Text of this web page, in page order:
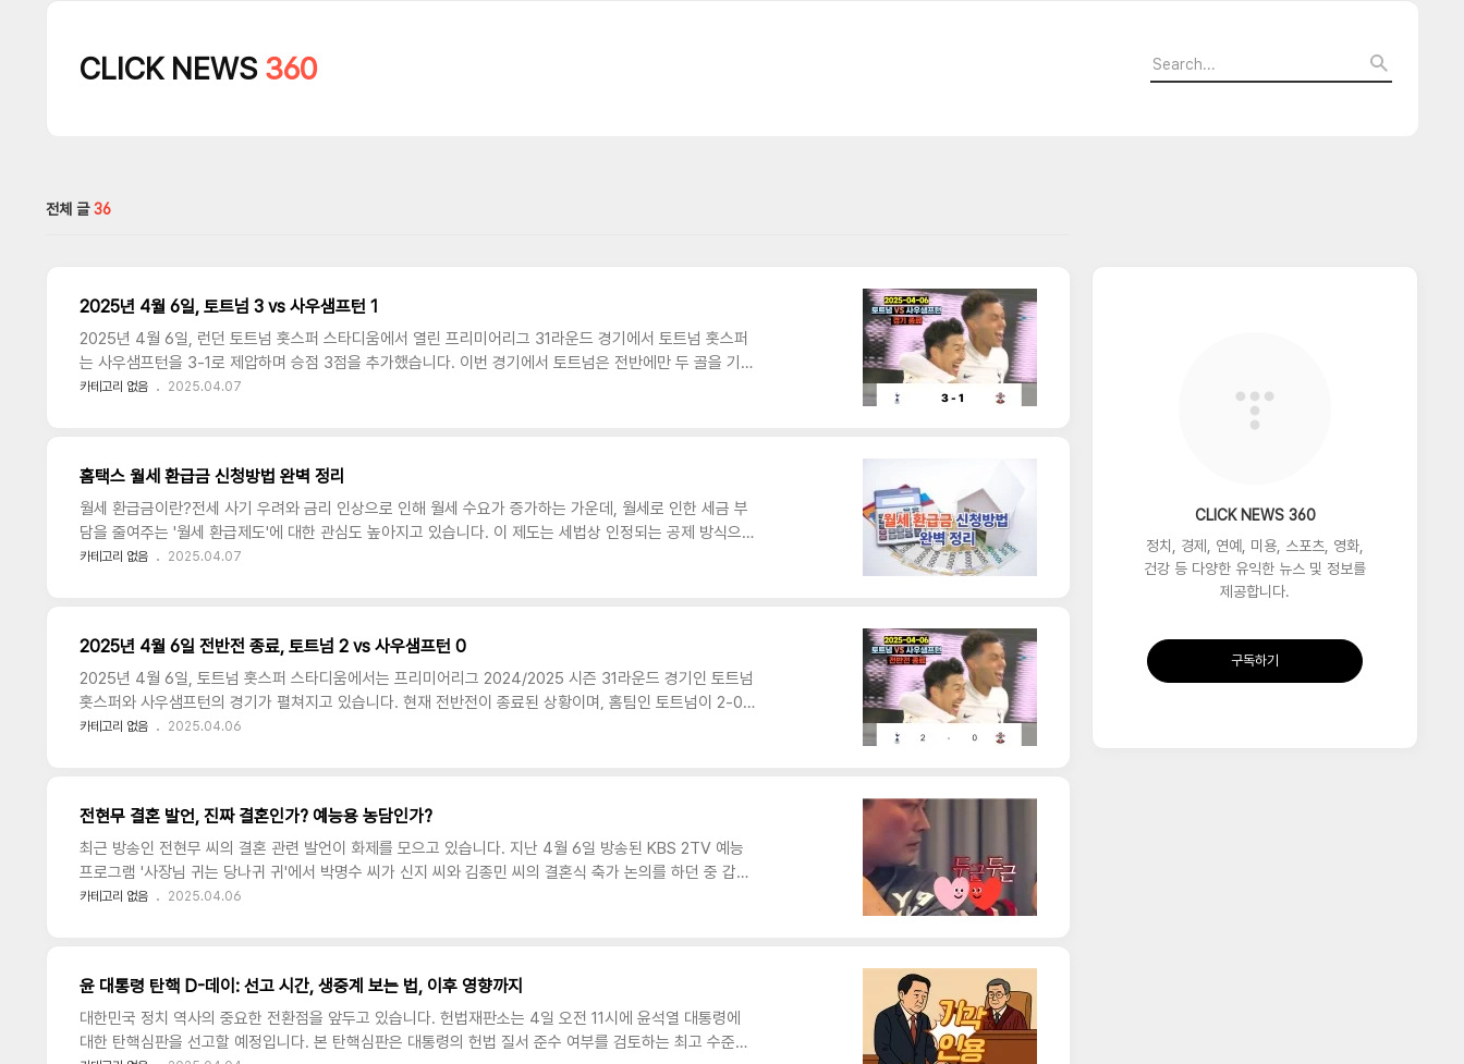
CLICK NEWS 360
전체 글 36
2025년 4월 6일, 토트넘 3 vs 사우샘프턴 1
2025년 4월 6일, 런던 토트넘 홋스퍼 스타디움에서 열린 프리미어리그 31라운드 경기에서 토트넘 홋스퍼
는 사우샘프턴을 3-1로 제압하며 승점 3점을 추가했습니다. 이번 경기에서 토트넘은 전반에만 두 골을 기록
하며 승기를 잡았고, 경기 막판 페널티킥 골로 승부에 마침표를 찍었습니다. 반면, 사우샘프턴은 패배로 인
점유율과 날카로운 공격 전개로 사우샘프턴을 밀어붙였습니다...
카테고리 없음 2025.04.07
홈택스 월세 환급금 신청방법 완벽 정리
월세 환급금이란?전세 사기 우려와 금리 인상으로 인해 월세 수요가 증가하는 가운데, 월세로 인한 세금 부
담을 줄여주는 '월세 환급제도'에 대한 관심도 높아지고 있습니다. 이 제도는 세법상 인정되는 공제 방식으
로, 납부한 월세 일부를 환급받을 수 있는 제도입니다. 크게 '세액공제'와 '소득공제'로 나뉘며, 개인의 상황
계약서 주소 일치월세 현금영수증 필수공제 비율월세의 15% 또는 17% (최대 750만..
카테고리 없음 2025.04.07
2025년 4월 6일 전반전 종료, 토트넘 2 vs 사우샘프턴 0
2025년 4월 6일, 토트넘 홋스퍼 스타디움에서는 프리미어리그 2024/2025 시즌 31라운드 경기인 토트넘
홋스퍼와 사우샘프턴의 경기가 펼쳐지고 있습니다. 현재 전반전이 종료된 상황이며, 홈팀인 토트넘이 2-0
으로 앞서고 있습니다. 전반전 경기 진행 상황토트넘은 경기 초반부터 강한 압박과 적극적인 공격 전개로 주
다. 브레넌 존슨은 오늘 경기에서만 두 골을 기록하며 팀 승리에 핵심적인 역할을 하..
카테고리 없음 2025.04.06
전현무 결혼 발언, 진짜 결혼인가? 예능용 농담인가?
최근 방송인 전현무 씨의 결혼 관련 발언이 화제를 모으고 있습니다. 지난 4월 6일 방송된 KBS 2TV 예능
프로그램 '사장님 귀는 당나귀 귀'에서 박명수 씨가 신지 씨와 김종민 씨의 결혼식 축가 논의를 하던 중 갑자
기 전현무 씨의 5월 결혼설을 언급한 것입니다.전현무의 재치 있는 결혼 선언이날 방송에서 박명수 씨는 신
다.이후 박명수 씨가 갑자기 "전현무도 5월에 결혼한다"고 폭로하자, 전현무 ..
카테고리 없음 2025.04.06
윤 대통령 탄핵 D-데이: 선고 시간, 생중계 보는 법, 이후 영향까지
대한민국 정치 역사의 중요한 전환점을 앞두고 있습니다. 헌법재판소는 4일 오전 11시에 윤석열 대통령에
대한 탄핵심판을 선고할 예정입니다. 본 탄핵심판은 대통령의 헌법 질서 준수 여부를 검토하는 최고 수준의
CLICK NEWS 360
정치, 경제, 연예, 미용, 스포츠, 영화,
건강 등 다양한 유익한 뉴스 및 정보를
제공합니다.
구독하기